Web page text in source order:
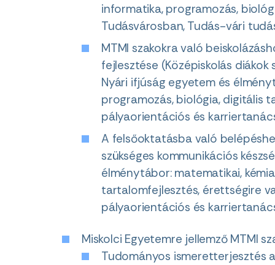
informatika, programozás,
Tudásvárosban, Tudás-vári
MTMI szakokra való
fejlesztése (Középiskolás
Nyári ifjúság egyetem és
programozás, biológia, digitális
pályaorientációs és
A felsőoktatásba való
szükséges kommunikációs
élménytábor: matematikai,
tartalomfejlesztés, érettségire
pályaorientációs és
Miskolci Egyetemre jellemző MTMI
Tudományos ismeretterjesztés